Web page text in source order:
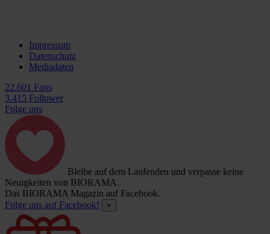
Impressum
Datenschutz
Mediadaten
22.601 Fans
3.415 Follower
Folge uns
Bleibe auf dem Laufenden und verpasse keine
Neuigkeiten von BIORAMA.
Das BIORAMA Magazin auf Facebook.
Folge uns auf Facebook!
×